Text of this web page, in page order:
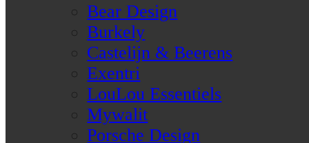
Bear Design
Burkely
Castelijn & Beerens
Exentri
LouLou Essentiels
Mywalit
Porsche Design